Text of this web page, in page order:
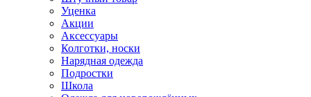
Уценка
Акции
Аксессуары
Колготки, носки
Нарядная одежда
Подростки
Школа